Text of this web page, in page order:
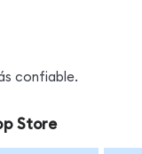
confiable.
Store